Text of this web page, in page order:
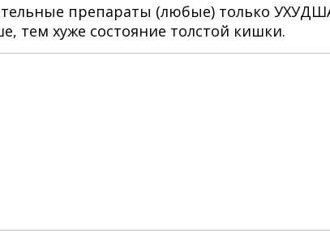
препараты (любые) только
тем хуже состояние толстой кишки.